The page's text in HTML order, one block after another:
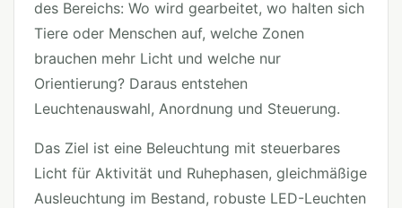
des Bereichs: Wo wird gearbeitet, wo halten sich
Tiere oder Menschen auf, welche Zonen
brauchen mehr Licht und welche nur
Orientierung? Daraus entstehen
Leuchtenauswahl, Anordnung und Steuerung.
Das Ziel ist eine Beleuchtung mit steuerbares
Licht für Aktivität und Ruhephasen, gleichmäßige
Ausleuchtung im Bestand, robuste LED-Leuchten